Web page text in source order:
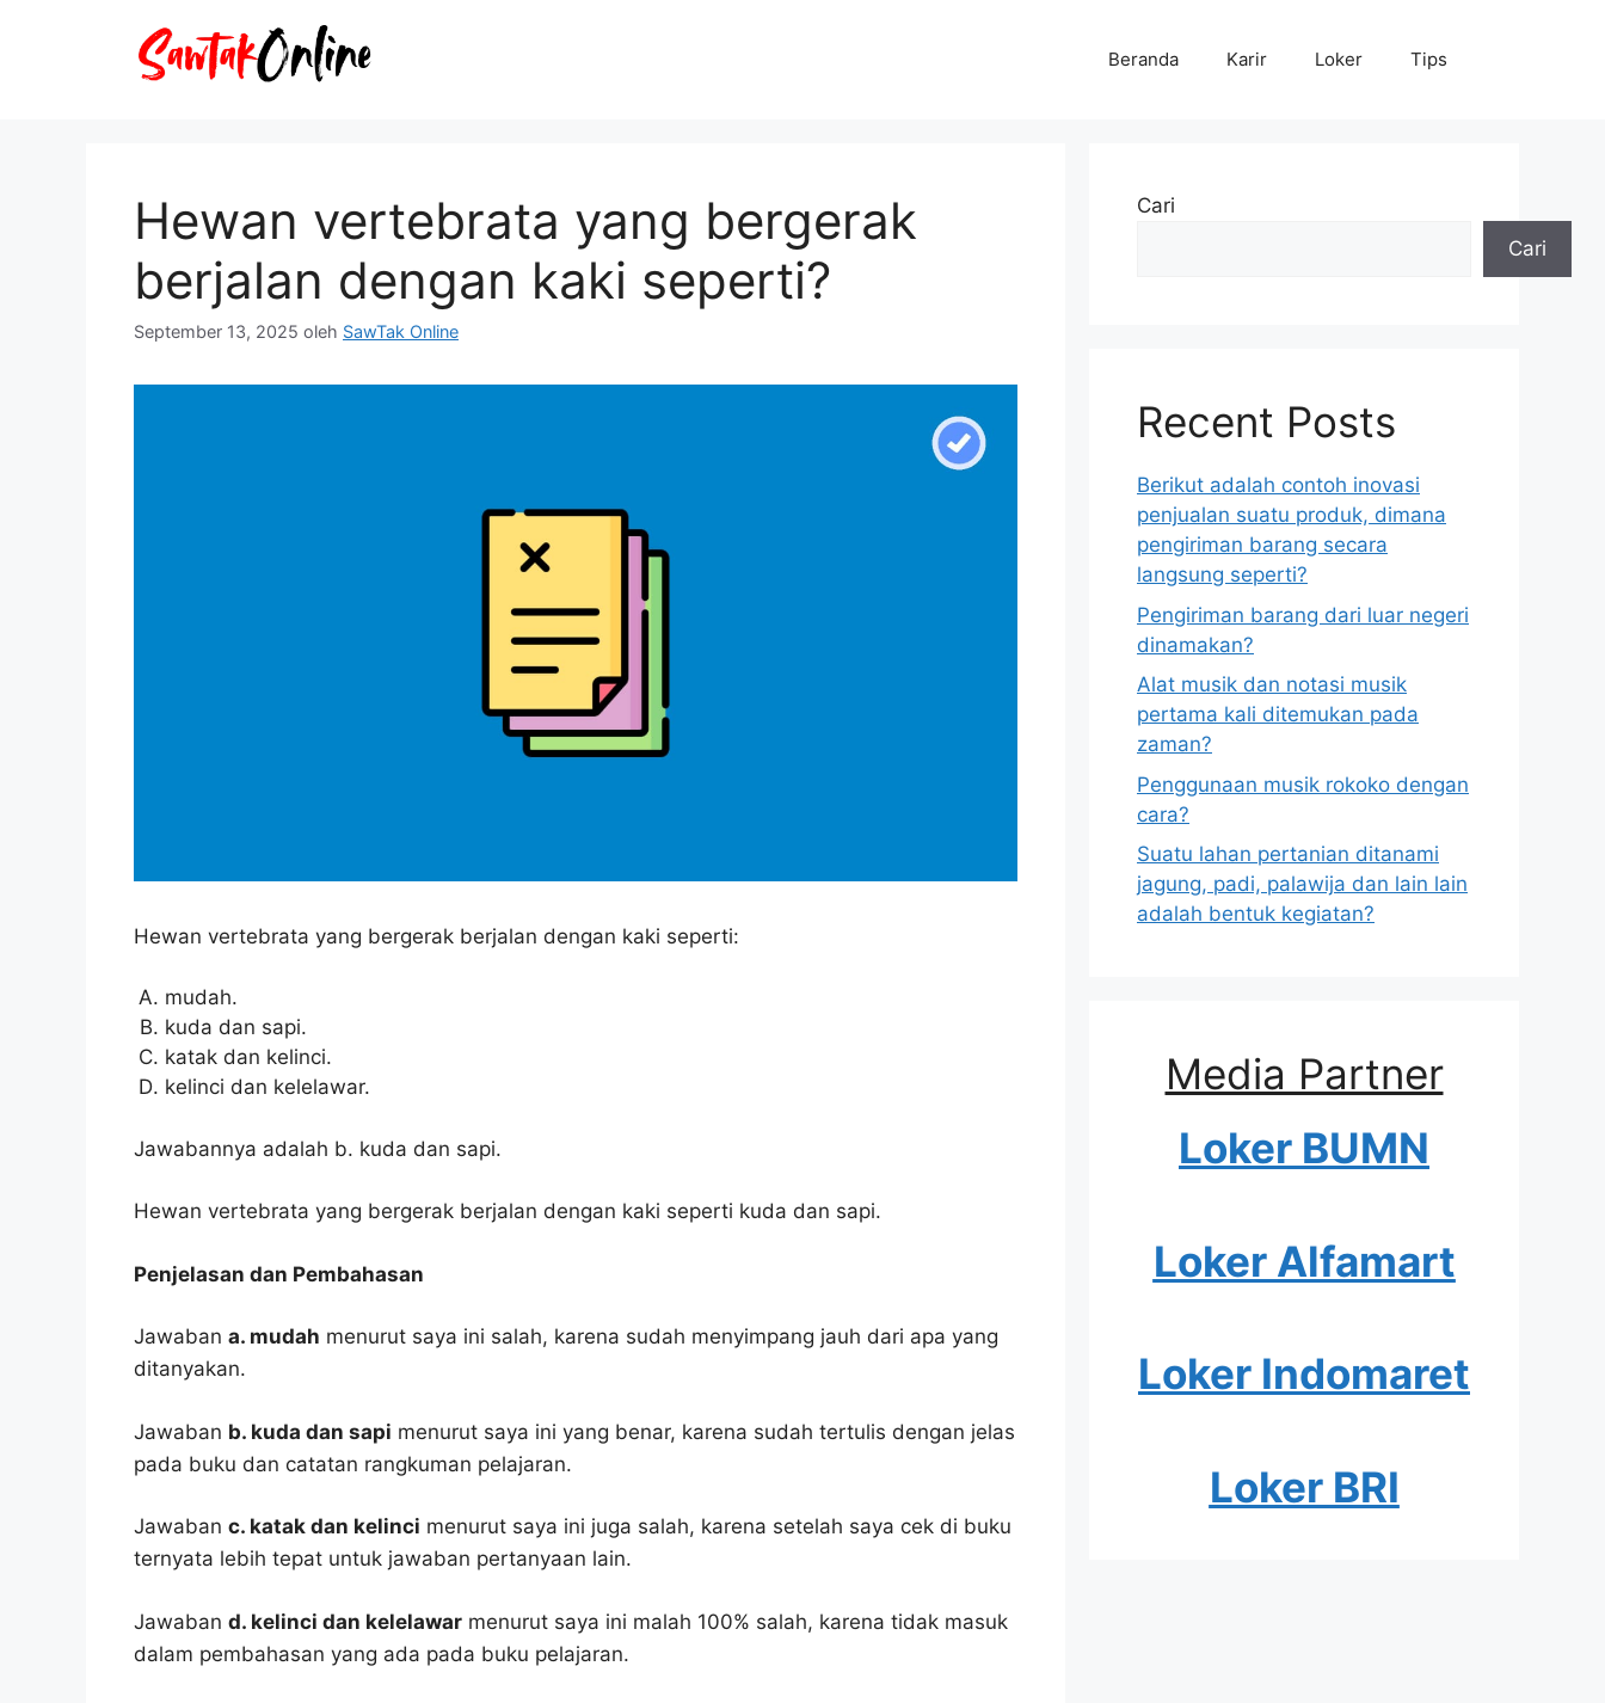
Beranda Karir Loker Tips
Hewan vertebrata yang bergerak
berjalan dengan kaki seperti?
September 13, 2025 oleh SawTak Online
Hewan vertebrata yang bergerak berjalan dengan kaki seperti:
mudah.
kuda dan sapi.
katak dan kelinci.
kelinci dan kelelawar.
Jawabannya adalah b. kuda dan sapi.
Hewan vertebrata yang bergerak berjalan dengan kaki seperti kuda dan sapi.
Penjelasan dan Pembahasan
Jawaban a. mudah menurut saya ini salah, karena sudah menyimpang jauh dari apa yang
ditanyakan.
Jawaban b. kuda dan sapi menurut saya ini yang benar, karena sudah tertulis dengan jelas
pada buku dan catatan rangkuman pelajaran.
Jawaban c. katak dan kelinci menurut saya ini juga salah, karena setelah saya cek di buku
ternyata lebih tepat untuk jawaban pertanyaan lain.
Jawaban d. kelinci dan kelelawar menurut saya ini malah 100% salah, karena tidak masuk
dalam pembahasan yang ada pada buku pelajaran.
Cari
Cari
Recent Posts
Berikut adalah contoh inovasi
penjualan suatu produk, dimana
pengiriman barang secara
langsung seperti?
Pengiriman barang dari luar negeri
dinamakan?
Alat musik dan notasi musik
pertama kali ditemukan pada
zaman?
Penggunaan musik rokoko dengan
cara?
Suatu lahan pertanian ditanami
jagung, padi, palawija dan lain lain
adalah bentuk kegiatan?
Media Partner
Loker BUMN
Loker Alfamart
Loker Indomaret
Loker BRI